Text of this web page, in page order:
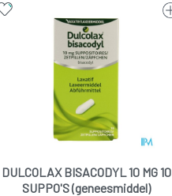
DULCOLAX BISACODYL 10 MG 10
SUPPO'S (geneesmiddel)